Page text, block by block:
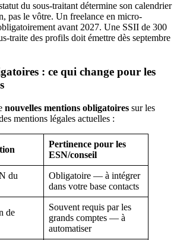
du sous-traitant détermine son calendrier
pas le vôtre. Un freelance en micro-
avant 2027. Une SSII de 300
traite des profils doit émettre dès septembre
: ce qui change pour les
nouvelles mentions obligatoires sur les
mentions légales actuelles :
Pertinence pour les
ESN/conseil
du
Obligatoire — à intégrer
dans votre base contacts
de
Souvent requis par les
grands comptes — à
automatiser